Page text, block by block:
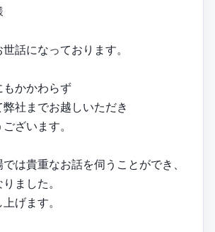
話になっております。
かかわらず
社までお越しいただき
ざいます。
は貴重なお話を伺うことができ、
ました。
げます。